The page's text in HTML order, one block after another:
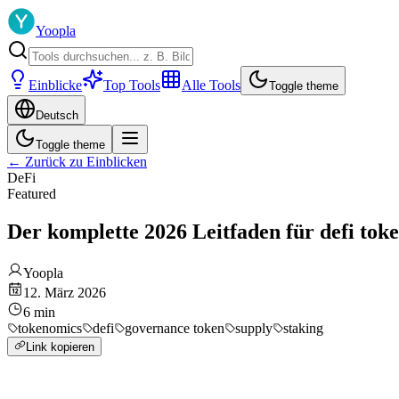
Yoopla
Einblicke Top Tools Alle Tools Toggle theme
Deutsch
Toggle theme
← Zurück zu Einblicken
DeFi
Featured
Der komplette 2026 Leitfaden für defi
Yoopla
12. März 2026
6 min
tokenomics
defi governance token supply staking
Link kopieren